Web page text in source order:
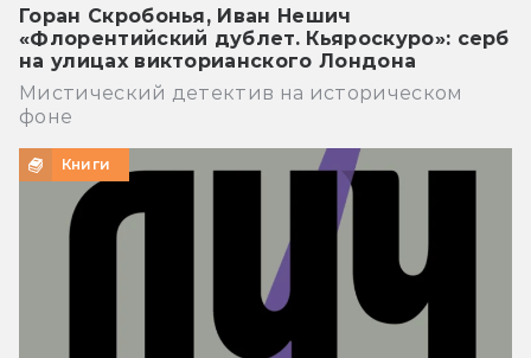
Горан Скробонья, Иван Нешич
«Флорентийский дублет. Кьяроскуро»: серб
на улицах викторианского Лондона
Мистический детектив на историческом
фоне
Книги